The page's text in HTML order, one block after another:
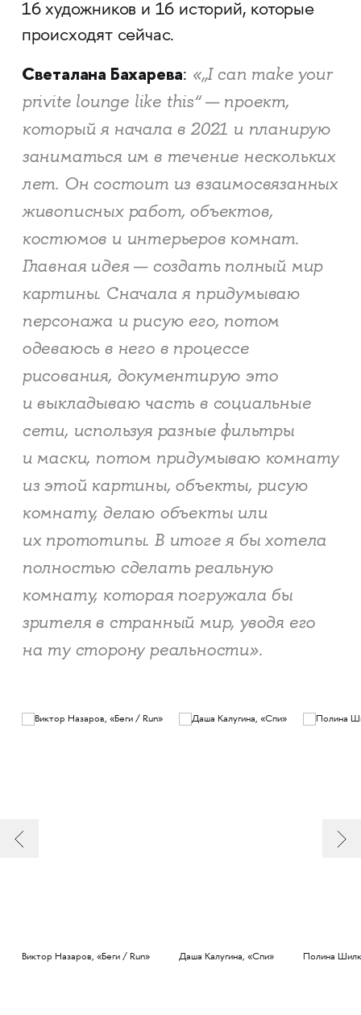
16 художников и 16 историй, которые
происходят сейчас.
Светалана Бахарева: «„I can make your
privite lounge like this“ — проект,
который я начала в 2021 и планирую
заниматься им в течение нескольких
лет. Он состоит из взаимосвязанных
живописных работ, объектов,
костюмов и интерьеров комнат.
Главная идея — создать полный мир
картины. Сначала я придумываю
персонажа и рисую его, потом
одеваюсь в него в процессе
рисования, документирую это
и выкладываю часть в социальные
сети, используя разные фильтры
и маски, потом придумываю комнату
из этой картины, объекты, рисую
комнату, делаю объекты или
их прототипы. В итоге я бы хотела
полностью сделать реальную
комнату, которая погружала бы
зрителя в странный мир, уводя его
на ту сторону реальности».
Виктор Назаров, «Беги / Run» Даша Калугина, «Спи» Полина